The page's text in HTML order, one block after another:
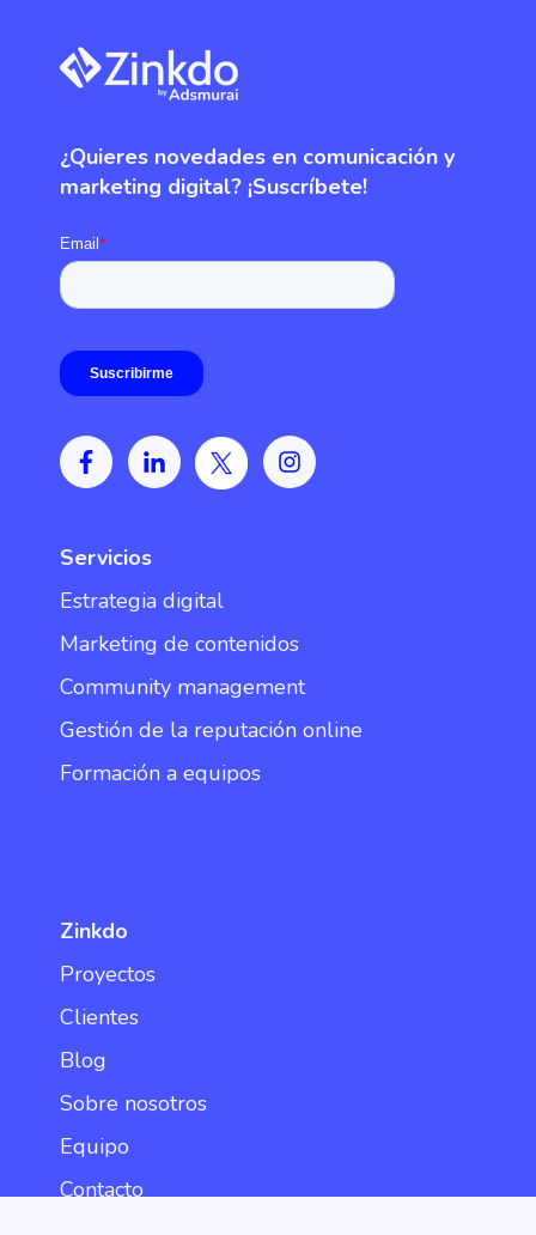
¿Quieres novedades en comunicación y
marketing digital? ¡Suscríbete!
Servicios
Estrategia digital
Marketing de contenidos
Community management
Gestión de la reputación online
Formación a equipos
Zinkdo
Proyectos
Clientes
Blog
Sobre nosotros
Equipo
Contacto